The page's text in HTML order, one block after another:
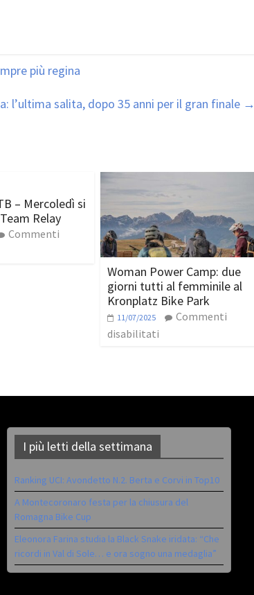
più regina
l’ultima salita, dopo 35 anni per il gran finale →
– Mercoledì si
Relay
Commenti
Woman Power Camp: due
giorni tutti al femminile al
Kronplatz Bike Park
11/07/2025
Commenti
disabilitati
I più letti della settimana
Ranking UCI: Avondetto N.2. Berta e Corvi in Top10
A Montecoronaro festa per la chiusura del
Romagna Bike Cup
Eleonora Farina studia la Black Snake iridata: “Che
ricordi in Val di Sole… e ora sogno una medaglia”